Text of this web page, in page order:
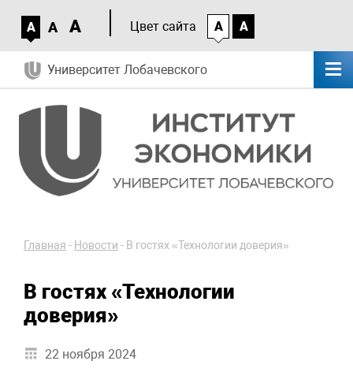
A A A Цвет сайта A A
Университет Лобачевского
Главная - Новости - В гостях «Технологии доверия»
В гостях «Технологии
доверия»
22 ноября 2024